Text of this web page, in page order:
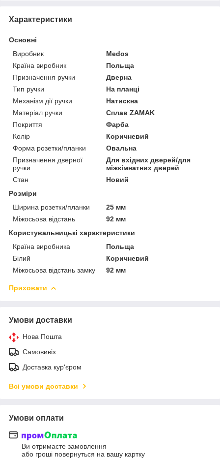
Характеристики
Основні
Виробник
Medos
Країна виробник
Польща
Призначення ручки
Дверна
Тип ручки
На планці
Механізм дії ручки
Натискна
Матеріал ручки
Сплав ZAMAK
Покриття
Фарба
Колір
Коричневий
Форма розетки/планки
Овальна
Призначення дверної
ручки
Для вхідних дверей/для
міжкімнатних дверей
Стан
Новий
Розміри
Ширина розетки/планки
25 мм
Міжосьова відстань
92 мм
Користувальницькі характеристики
Країна виробника
Польща
Білий
Коричневий
Міжосьова відстань замку
92 мм
Приховати
Умови доставки
Нова Пошта
Самовивіз
Доставка кур'єром
Всі умови доставки
Умови оплати
Ви отримаєте замовлення
або гроші повернуться на вашу картку